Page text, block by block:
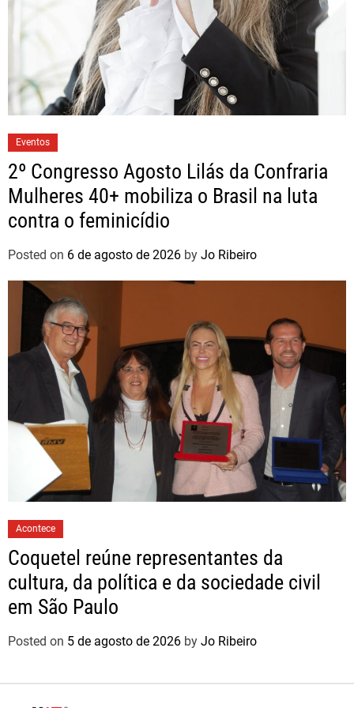
Eventos
2º Congresso Agosto Lilás da Confraria
Mulheres 40+ mobiliza o Brasil na luta
contra o feminicídio
Posted on 6 de agosto de 2026 by Jo Ribeiro
Acontece
Coquetel reúne representantes da
cultura, da política e da sociedade civil
em São Paulo
Posted on 5 de agosto de 2026 by Jo Ribeiro